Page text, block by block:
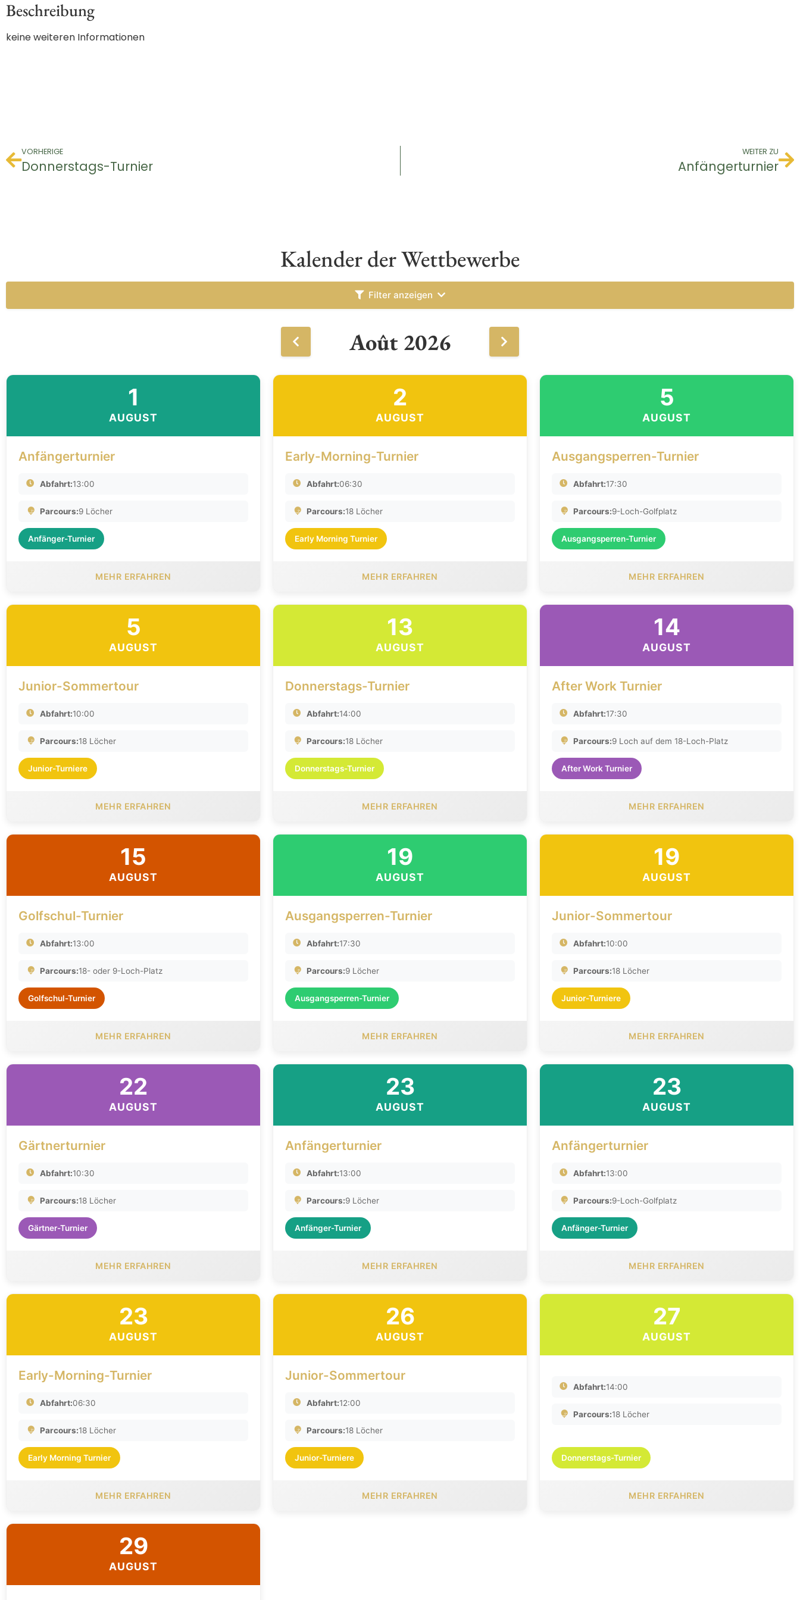
Beschreibung
keine weiteren Informationen
VORHERIGE
Donnerstags-Turnier
WEITER ZU
Anfängerturnier
Kalender der Wettbewerbe
Filter anzeigen
Août 2026
1
AUGUST
Anfängerturnier
Abfahrt:13:00
Parcours:9 Löcher
Anfänger-Turnier
MEHR ERFAHREN
2
AUGUST
Early-Morning-Turnier
Abfahrt:06:30
Parcours:18 Löcher
Early Morning Turnier
MEHR ERFAHREN
5
AUGUST
Ausgangsperren-Turnier
Abfahrt:17:30
Parcours:9-Loch-Golfplatz
Ausgangsperren-Turnier
MEHR ERFAHREN
5
AUGUST
Junior-Sommertour
Abfahrt:10:00
Parcours:18 Löcher
Junior-Turniere
MEHR ERFAHREN
13
AUGUST
Donnerstags-Turnier
Abfahrt:14:00
Parcours:18 Löcher
Donnerstags-Turnier
MEHR ERFAHREN
14
AUGUST
After Work Turnier
Abfahrt:17:30
Parcours:9 Loch auf dem 18-Loch-Platz
After Work Turnier
MEHR ERFAHREN
15
AUGUST
Golfschul-Turnier
Abfahrt:13:00
Parcours:18- oder 9-Loch-Platz
Golfschul-Turnier
MEHR ERFAHREN
19
AUGUST
Ausgangsperren-Turnier
Abfahrt:17:30
Parcours:9 Löcher
Ausgangsperren-Turnier
MEHR ERFAHREN
19
AUGUST
Junior-Sommertour
Abfahrt:10:00
Parcours:18 Löcher
Junior-Turniere
MEHR ERFAHREN
22
AUGUST
Gärtnerturnier
Abfahrt:10:30
Parcours:18 Löcher
Gärtner-Turnier
MEHR ERFAHREN
23
AUGUST
Anfängerturnier
Abfahrt:13:00
Parcours:9 Löcher
Anfänger-Turnier
MEHR ERFAHREN
23
AUGUST
Anfängerturnier
Abfahrt:13:00
Parcours:9-Loch-Golfplatz
Anfänger-Turnier
MEHR ERFAHREN
23
AUGUST
Early-Morning-Turnier
Abfahrt:06:30
Parcours:18 Löcher
Early Morning Turnier
MEHR ERFAHREN
26
AUGUST
Junior-Sommertour
Abfahrt:12:00
Parcours:18 Löcher
Junior-Turniere
MEHR ERFAHREN
27
AUGUST
Abfahrt:14:00
Parcours:18 Löcher
Donnerstags-Turnier
MEHR ERFAHREN
29
AUGUST